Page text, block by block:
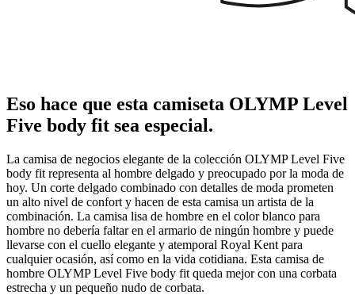
Eso hace que esta camiseta OLYMP Level
Five body fit sea especial.
La camisa de negocios elegante de la colección OLYMP Level Five
body fit representa al hombre delgado y preocupado por la moda de
hoy. Un corte delgado combinado con detalles de moda prometen
un alto nivel de confort y hacen de esta camisa un artista de la
combinación. La camisa lisa de hombre en el color blanco para
hombre no debería faltar en el armario de ningún hombre y puede
llevarse con el cuello elegante y atemporal Royal Kent para
cualquier ocasión, así como en la vida cotidiana. Esta camisa de
hombre OLYMP Level Five body fit queda mejor con una corbata
estrecha y un pequeño nudo de corbata.